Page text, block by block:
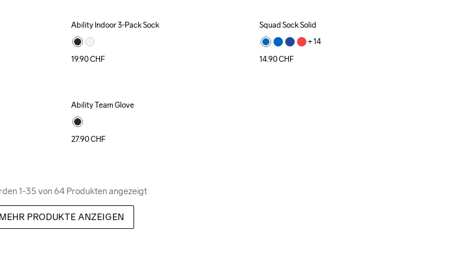
Ability Indoor 3-Pack Sock
19.90CHF
Squad Sock Solid
+ 14
14.90CHF
Ability Team Glove
27.90CHF
1-35 von 64 Produkten angezeigt
MEHR PRODUKTE ANZEIGEN